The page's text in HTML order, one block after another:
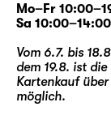
Mo–Fr
Sa 10:00–14:00
Vom 6.7. bis
dem 19.8. ist
Kartenkauf über
möglich.